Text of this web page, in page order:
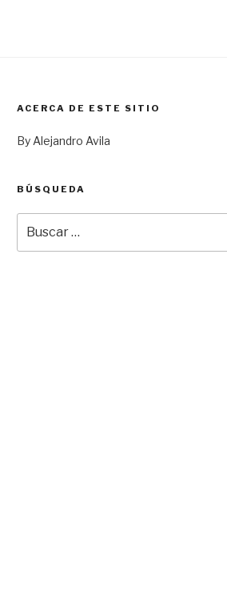
ACERCA DE ESTE SITIO
By Alejandro Avila
BÚSQUEDA
por: